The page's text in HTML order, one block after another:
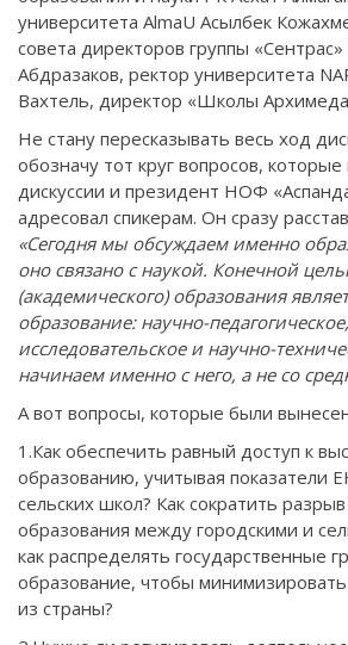
университета AlmaU Асылбек
совета директоров группы
Абдразаков, ректор университета
Вахтель, директор «Школы
Не стану пересказывать весь ход
обозначу тот круг вопросов,
дискуссии и президент НОФ
адресовал спикерам. Он сразу
«Сегодня мы обсуждаем именно
оно связано с наукой. Конечной
(академического) образования
образование: научно-
исследовательское и научно-
начинаем именно с него, а не со
А вот вопросы, которые были
1.Как обеспечить равный доступ к
образованию, учитывая показатели
сельских школ? Как сократить разрыв
образования между городскими и
как распределять государственные
образование, чтобы минимизировать
из страны?